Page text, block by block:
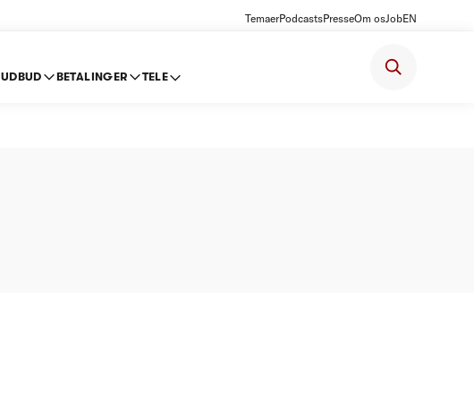
TemaerPodcastsPresseOm osJobEN
UDBUD BETALINGER TELE